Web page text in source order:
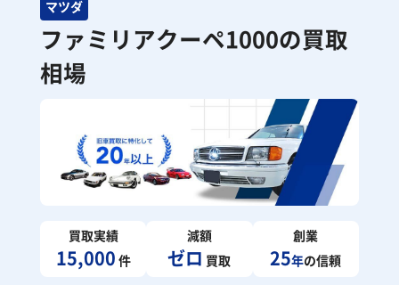
マツダ
ファミリアクーペ1000の買取
相場
買取実績
15,000 件
減額
ゼロ 買取
創業
25年の信頼